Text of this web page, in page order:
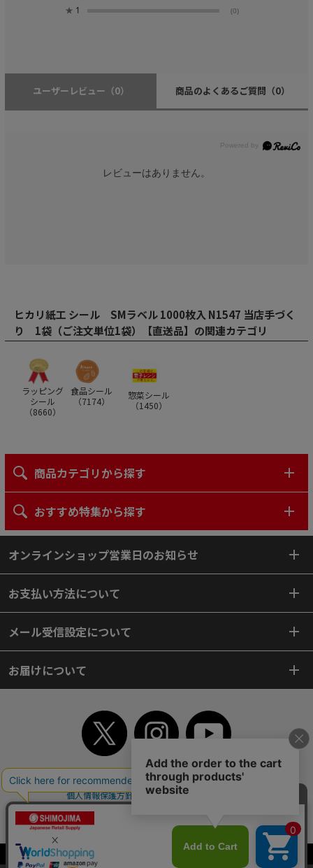
当サイトはクッキー（Cookie）を使用しています。Cookieの使用に同意いた
★ 1 (0)
ユーザーレビュー （0） 商品のよくあるご質問 （0）
レビューはありません。
ヒカリ紙工 シール SMラベル 1000枚入 N1547 当店手づく
り 1袋（ご注文単位1袋）【直送品】の関連カテゴリ
ラッピング
シール
（8660）
食品シール
（7174）
惣菜シール
（1450）
商品カテゴリから探す
おすすめ特集から探す
オンラインショップ営業日のお知らせ
お支払い方法について
メール受信設定について
お届けについて
TOP 初めてご利用のお客様へ ご利用案内
ご利用規約
個人情報保護方針
特定商取引法
よくあるご質問
サイトマップ
WEBカタログ 英語版TOP
Copyright© 2018 SHIMOJIMA Co.,Ltd. All Rights Reserved.